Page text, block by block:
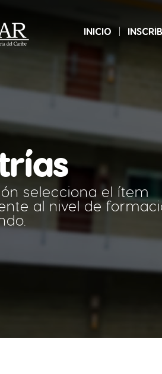
INICIO
selecciona el ítem
al nivel de